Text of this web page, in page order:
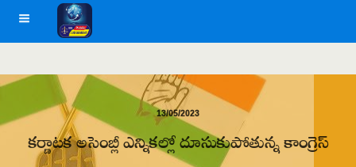
13/05/2023
కర్ణాటక అసెంబ్లీ ఎన్నికల్లో దూసుకుపోతున్న కాంగ్రెస్